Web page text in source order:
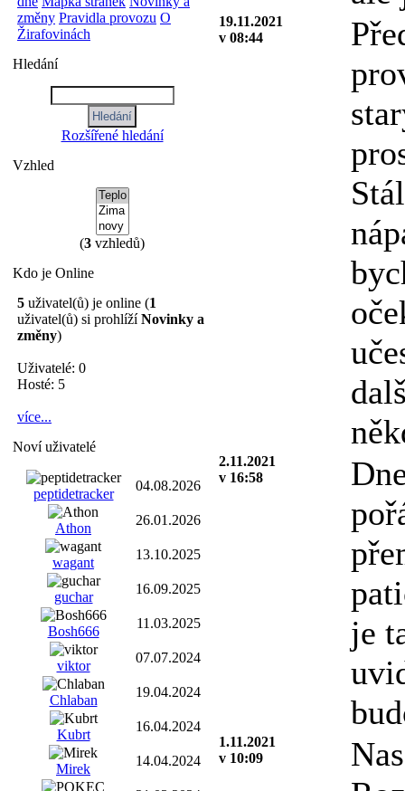
změny Pravidla provozu O
Žirafovinách
Hledání
Rozšířené hledání
Vzhled
(3 vzhledů)
Kdo je Online
5 uživatel(ů) je online (1
uživatel(ů) si prohlížíNovinky a
změny)
Uživatelé: 0
Hosté: 5
více...
Noví uživatelé
peptidetracker
04.08.2026
Athon
26.01.2026
wagant
13.10.2025
guchar
16.09.2025
Bosh666
11.03.2025
viktor
07.07.2024
Chlaban
19.04.2024
Kubrt
16.04.2024
Mirek
14.04.2024
19.11.2021
v 08:44
2.11.2021
v 16:58
je
1.11.2021
v 10:09